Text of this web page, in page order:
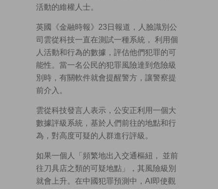
活動的維權人士。
英國《金融時報》23日報道，人臉識別公
司雲從科技一直在測試一種系統， 利用個
人活動和行為的數據，評估他們犯罪的可
能性。當一名公民的犯罪風險達到危險級
別時，有關軟件就會提醒警方，讓警察提
前介入。
雲從科技發言人表示，公安正利用一個大
數據評級系統，基於人們前往的地點和行
為，對高度可疑的人群進行評級。
如果一個人「頻繁地出入交通樞紐， 並前
往刀具店之類的可疑地點」，其風險級別
就會上升。在中國犯罪預測中，AI即使觀